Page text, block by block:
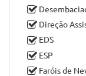
Direção
EDS
ESP
Faróis de